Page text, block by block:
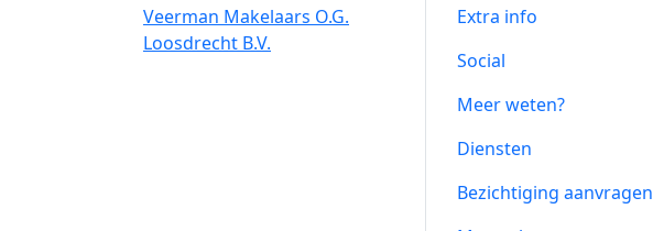
Veerman Makelaars O.G.
Loosdrecht B.V.
Extra info
Social
Meer weten?
Diensten
Bezichtiging aanvragen